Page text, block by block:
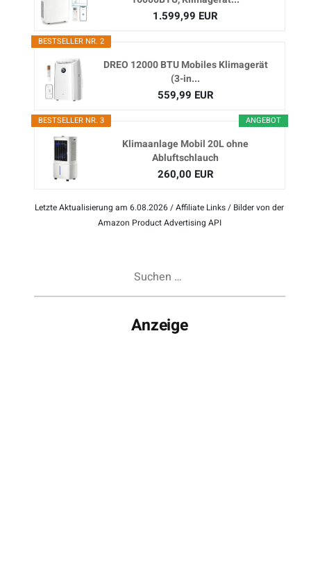
1.599,99 EUR
BESTSELLER NR. 2
DREO 12000 BTU Mobiles Klimagerät
(3-in...
559,99 EUR
ANGEBOT
BESTSELLER NR. 3
Klimaanlage Mobil 20L ohne
Abluftschlauch
260,00 EUR
Letzte Aktualisierung am 6.08.2026 / Affiliate Links / Bilder von der
Amazon Product Advertising API
Anzeige